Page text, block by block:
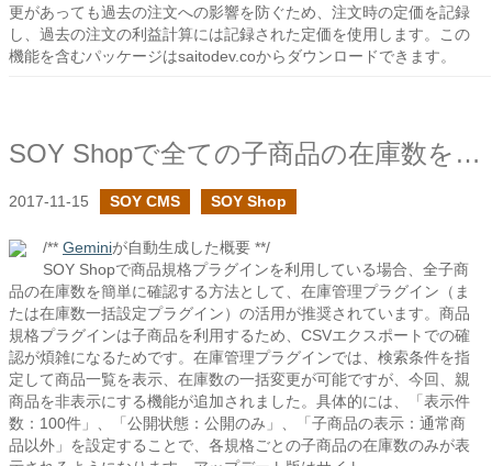
更があっても過去の注文への影響を防ぐため、注文時の定価を記録
し、過去の注文の利益計算には記録された定価を使用します。この
機能を含むパッケージはsaitodev.coからダウンロードできます。
SOY Shopで全ての子商品の在庫数を確認する
2017-11-15 SOY CMS SOY Shop
/** Geminiが自動生成した概要 **/
SOY Shopで商品規格プラグインを利用している場合、全子商
品の在庫数を簡単に確認する方法として、在庫管理プラグイン（ま
たは在庫数一括設定プラグイン）の活用が推奨されています。商品
規格プラグインは子商品を利用するため、CSVエクスポートでの確
認が煩雑になるためです。在庫管理プラグインでは、検索条件を指
定して商品一覧を表示、在庫数の一括変更が可能ですが、今回、親
商品を非表示にする機能が追加されました。具体的には、「表示件
数：100件」、「公開状態：公開のみ」、「子商品の表示：通常商
品以外」を設定することで、各規格ごとの子商品の在庫数のみが表